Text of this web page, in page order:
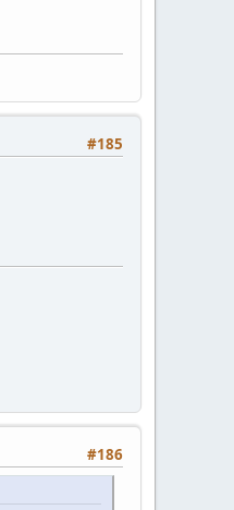
#185
#186